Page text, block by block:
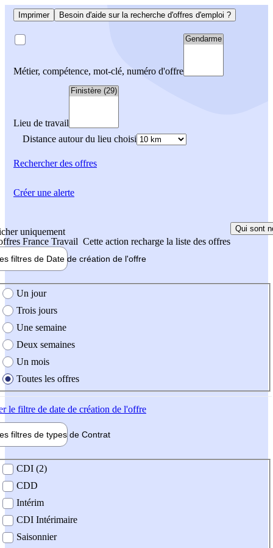
Imprimer Besoin d'aide sur la recherche d'offres d'emploi ?
Métier, compétence, mot-clé, numéro d'offre
Lieu de travail
Distance autour du lieu choisi
Rechercherdes offres
uniquement
France Travail Cette action recharge la liste des offres
Qui sont
filtres de Date de création de l'offre
création de l'offre
Un jour
Trois jours
Une semaine
Deux semaines
Un mois
Toutes les offres
le filtre de date de création de l'offre
filtres de types de Contrat
contrat
CDI (2)
CDD
Intérim
CDI Intérimaire
Saisonnier
Créer une alerte